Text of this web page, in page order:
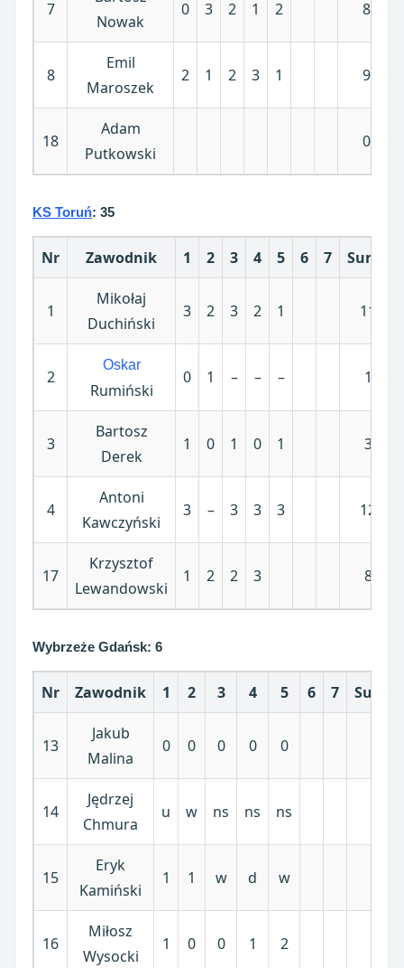
7
Nowak
0 3 2 1 2 8
8
Emil
Maroszek
2 1 2 3 1 9
18
Adam
Putkowski
0
KS Toruń: 35
Nr Zawodnik 1 2 3 4 5 6 7 Suma
1
Mikołaj
Duchiński
3 2 3 2 1 11
2
Oskar
Rumiński
0 1 – – – 1
3
Bartosz
Derek
1 0 1 0 1 3
4
Antoni
Kawczyński
3 – 3 3 3 12
17
Krzysztof
Lewandowski
1 2 2 3 8
Wybrzeże Gdańsk: 6
Nr Zawodnik 1 2 3 4 5 6 7 Suma
13
Jakub
Malina
0 0 0 0 0
14
Jędrzej
Chmura
u w ns ns ns
15
Eryk
Kamiński
1 1 w d w
16
Miłosz
Wysocki
1 0 0 1 2